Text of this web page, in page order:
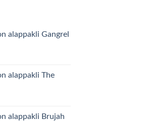
alappakli Gangrel
alappakli The
alappakli Brujah